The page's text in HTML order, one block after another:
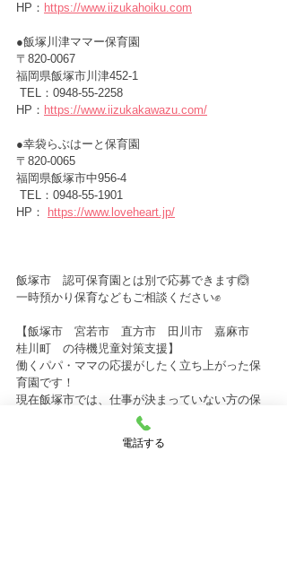
HP： https://www.iizukahoiku.com
●飯塚川津ママー保育園
〒820-0067
福岡県飯塚市川津452-1
TEL：0948-55-2258
HP： https://www.iizukakawazu.com/
●幸袋らぶはーと保育園
〒820-0065
福岡県飯塚市中956-4
TEL：0948-55-1901
HP：
https://www.loveheart.jp/
飯塚市　認可保育園とは別で応募できます🙆
一時預かり保育などもご相談ください✊
【飯塚市　宮若市　直方市　田川市　嘉麻市
桂川町　の待機児童対策支援】
働くパパ・ママの応援がしたく立ち上がった保
育園です！
現在飯塚市では、仕事が決まっていない方の保
育園の入園が出来ない状態です。
私たちは、そのようなパパ・ママのお仕事探し
も一緒にサポートしています🙌
電話する